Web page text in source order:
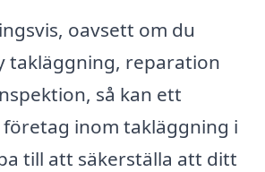
oavsett om du
takläggning, reparation
så kan ett
inom takläggning i
till att säkerställa att ditt